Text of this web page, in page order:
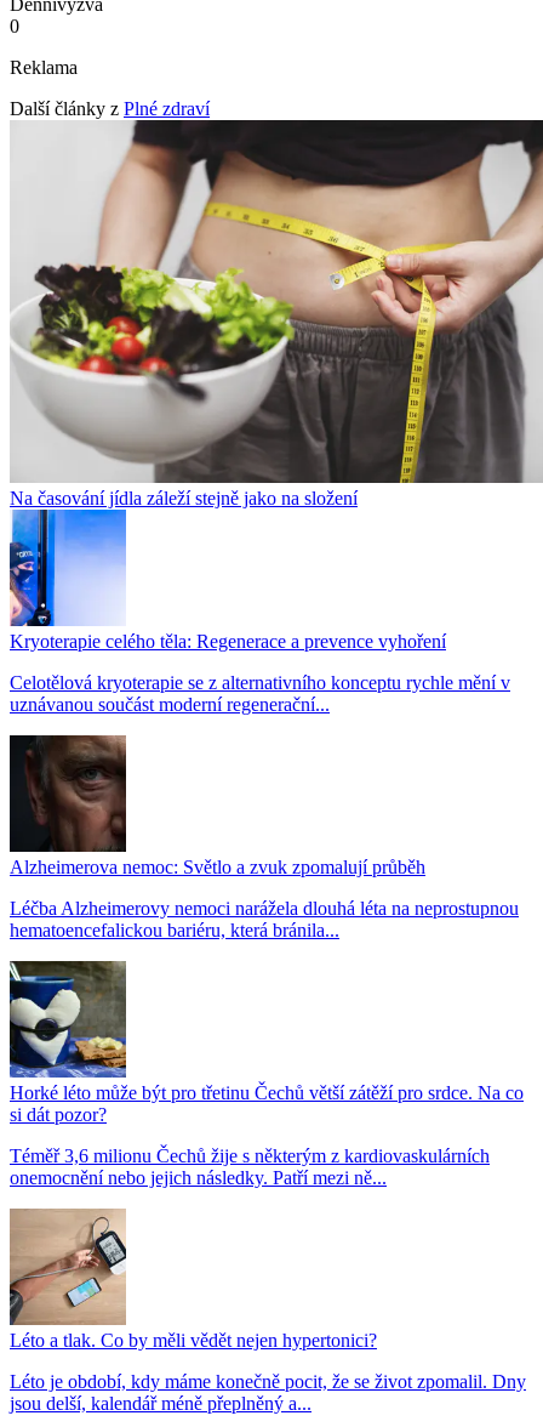
0
Reklama
Další články z Plné zdraví
Na časování jídla záleží stejně jako na složení
Kryoterapie celého těla: Regenerace a prevence vyhoření
Celotělová kryoterapie se z alternativního konceptu rychle mění v
uznávanou součást moderní regenerační...
Alzheimerova nemoc: Světlo a zvuk zpomalují průběh
Léčba Alzheimerovy nemoci narážela dlouhá léta na neprostupnou
hematoencefalickou bariéru, která bránila...
Horké léto může být pro třetinu Čechů větší zátěží pro srdce. Na co
si dát pozor?
Téměř 3,6 milionu Čechů žije s některým z kardiovaskulárních
onemocnění nebo jejich následky. Patří mezi ně...
Léto a tlak. Co by měli vědět nejen hypertonici?
Léto je období, kdy máme konečně pocit, že se život zpomalil. Dny
jsou delší, kalendář méně přeplněný a...